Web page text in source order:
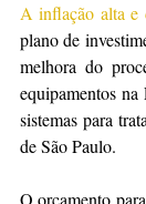
A inflação alta e
plano de
melhora do
equipamentos
sistemas para
de São Paulo.
O orçamento